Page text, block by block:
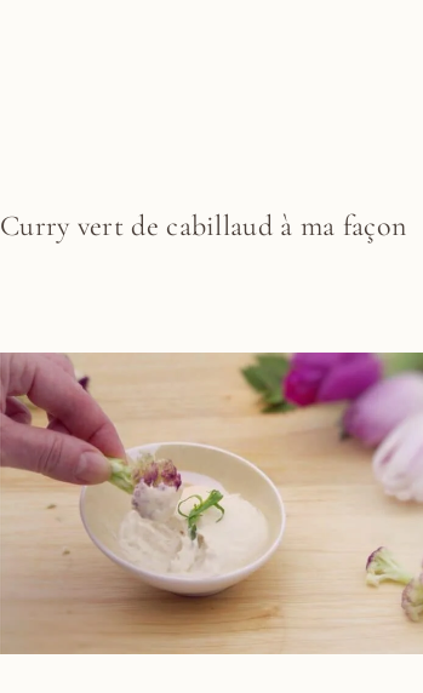
Curry vert de cabillaud à ma façon